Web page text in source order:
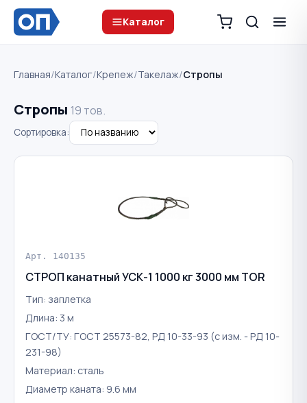
Каталог
Главная/Каталог/Крепеж/Такелаж/Стропы
Стропы 19 тов.
Сортировка:
Арт. 140135
СТРОП канатный УСК-1 1000 кг 3000 мм TOR
Тип: заплетка
Длина: 3 м
ГОСТ/ТУ: ГОСТ 25573-82, РД 10-33-93 (с изм. - РД 10-
231-98)
Материал: сталь
Диаметр каната: 9.6 мм